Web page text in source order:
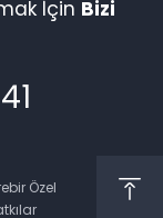
İçin Bizi
Özel